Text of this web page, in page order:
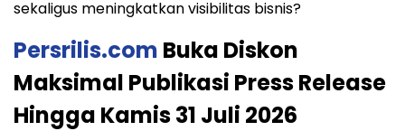
sekaligus meningkatkan visibilitas bisnis?
Persrilis.com Buka Diskon
Maksimal Publikasi Press Release
Hingga Kamis 31 Juli 2026